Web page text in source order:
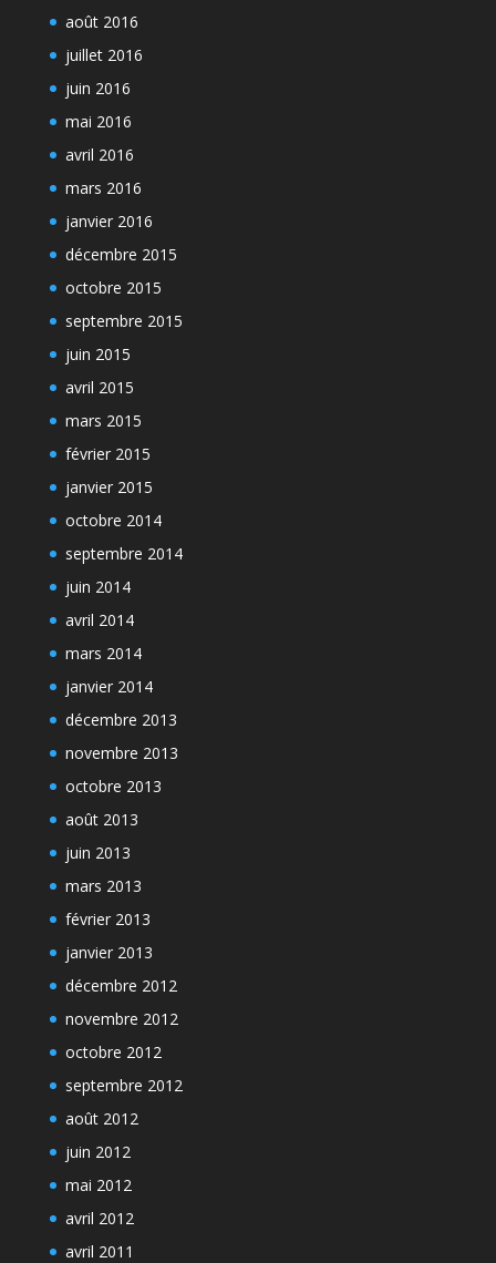
août 2016
juillet 2016
juin 2016
mai 2016
avril 2016
mars 2016
janvier 2016
décembre 2015
octobre 2015
septembre 2015
juin 2015
avril 2015
mars 2015
février 2015
janvier 2015
octobre 2014
septembre 2014
juin 2014
avril 2014
mars 2014
janvier 2014
décembre 2013
novembre 2013
octobre 2013
août 2013
juin 2013
mars 2013
février 2013
janvier 2013
décembre 2012
novembre 2012
octobre 2012
septembre 2012
août 2012
juin 2012
mai 2012
avril 2012
avril 2011